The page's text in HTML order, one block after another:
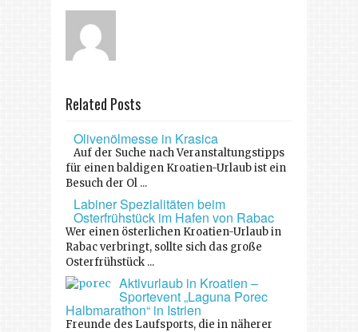
Related Posts
Olivenölmesse in Krasica
Auf der Suche nach Veranstaltungstipps
für einen baldigen Kroatien-Urlaub ist ein
Besuch der Ol ...
Labiner Spezialitäten beim
Osterfrühstück im Hafen von Rabac
Wer einen österlichen Kroatien-Urlaub in
Rabac verbringt, sollte sich das große
Osterfrühstück ...
Aktivurlaub in Kroatien –
Sportevent „Laguna Porec
Halbmarathon“ in Istrien
Freunde des Laufsports, die in näherer